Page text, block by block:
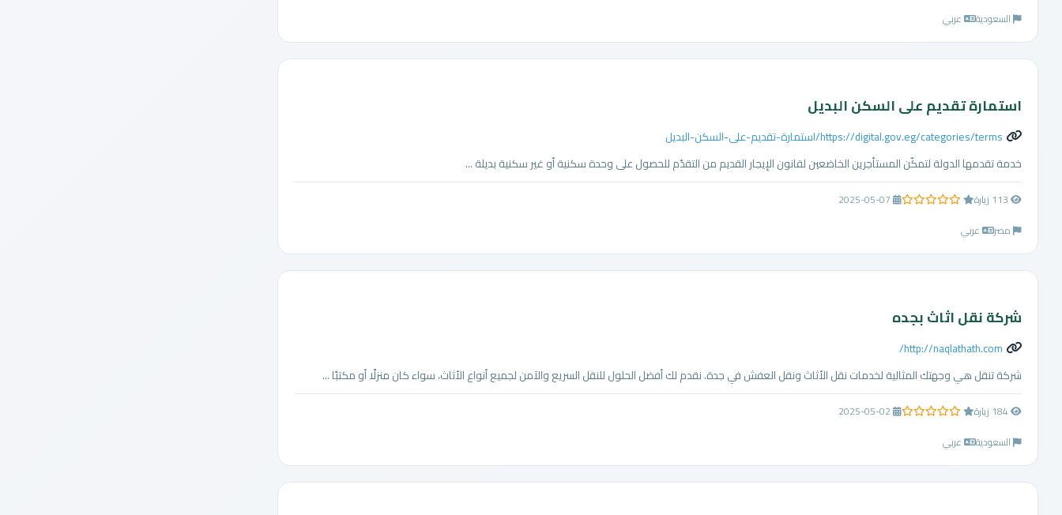
السعودية
عربي
استمارة تقديم على السكن البديل
https://digital.gov.eg/categories/terms/استمارة-تقديم-على-السكن-البديل
خدمة تقدمها الدولة لتمكّن المستأجرين الخاضعين لقانون الإيجار القديم من التقدّم للحصول على وحدة سكنية أو غير سكنية بديلة ...
0.0 من 5 نجوم
مصر
عربي
شركة نقل اثاث بجده
http://naqlathath.com/
شركة تنقل هي وجهتك المثالية لخدمات نقل الأثاث ونقل العفش في جدة. نقدم لك أفضل الحلول للنقل السريع والآمن لجميع أنواع الأثاث، سواء كان منزلًا أو مكتبًا ...
0.0 من 5 نجوم
السعودية
عربي